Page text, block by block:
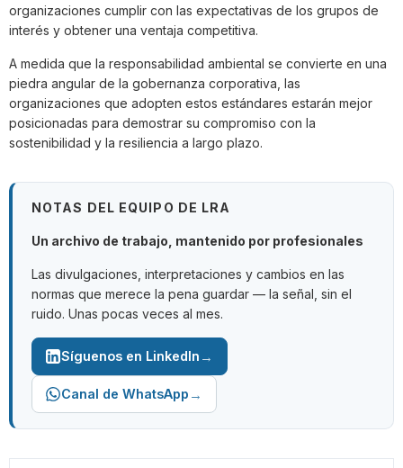
organizaciones cumplir con las expectativas de los grupos de
interés y obtener una ventaja competitiva.
A medida que la responsabilidad ambiental se convierte en una
piedra angular de la gobernanza corporativa, las
organizaciones que adopten estos estándares estarán mejor
posicionadas para demostrar su compromiso con la
sostenibilidad y la resiliencia a largo plazo.
NOTAS DEL EQUIPO DE LRA
Un archivo de trabajo, mantenido por profesionales
Las divulgaciones, interpretaciones y cambios en las
normas que merece la pena guardar — la señal, sin el
ruido. Unas pocas veces al mes.
Síguenos en LinkedIn →
Canal de WhatsApp →